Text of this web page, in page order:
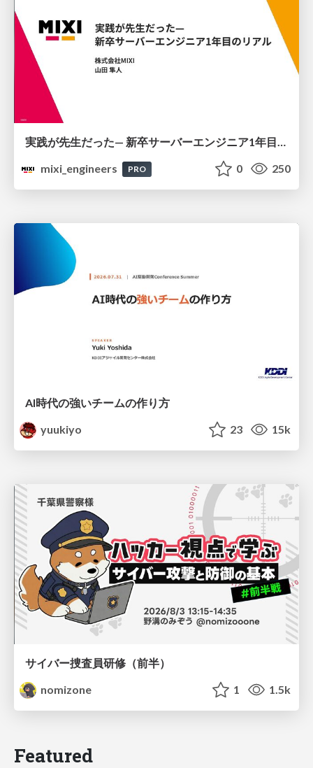
実践が先生だった— 新卒サーバーエンジニア1年目のリアル
mixi_engineers
PRO 0 250
AI時代の強いチームの作り方
yuukiyo
23 15k
サイバー捜査員研修（前半）
nomizone
1 1.5k
Featured